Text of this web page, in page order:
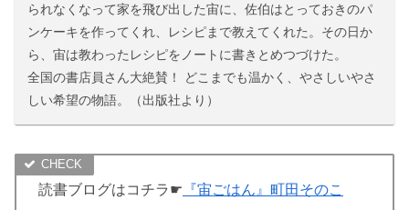
られなくなって家を飛び出した宙に、佐伯はとっておきのパ
ンケーキを作ってくれ、レシピまで教えてくれた。その日か
ら、宙は教わったレシピをノートに書きとめつづけた。
全国の書店員さん大絶賛！ どこまでも温かく、やさしいやさ
しい希望の物語。（出版社より）
読書ブログはコチラ☛ 『宙ごはん』町田そのこ